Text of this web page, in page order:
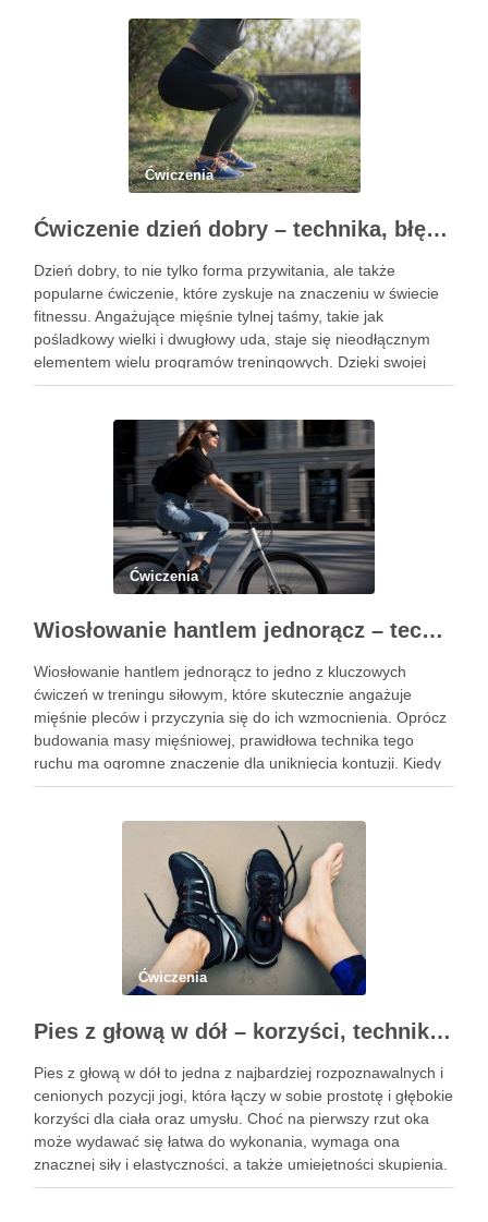
Ćwiczenia
Ćwiczenie dzień dobry – technika, błędy i korzyści zdrowotne
Dzień dobry, to nie tylko forma przywitania, ale także
popularne ćwiczenie, które zyskuje na znaczeniu w świecie
fitnessu. Angażujące mięśnie tylnej taśmy, takie jak
pośladkowy wielki i dwugłowy uda, staje się nieodłącznym
elementem wielu programów treningowych. Dzięki swojej
złożoności, ćwiczenie to pozwala na rozwijanie siły oraz
Ćwiczenia
Wiosłowanie hantlem jednorącz – technika, błędy i efekty treningu
Wiosłowanie hantlem jednorącz to jedno z kluczowych
ćwiczeń w treningu siłowym, które skutecznie angażuje
mięśnie pleców i przyczynia się do ich wzmocnienia. Oprócz
budowania masy mięśniowej, prawidłowa technika tego
ruchu ma ogromne znaczenie dla uniknięcia kontuzji. Kiedy
wykonujemy wiosłowanie, skupiamy się nie tylko na ruchu,
Ćwiczenia
Pies z głową w dół – korzyści, technika i modyfikacje tej asany
Pies z głową w dół to jedna z najbardziej rozpoznawalnych i
cenionych pozycji jogi, która łączy w sobie prostotę i głębokie
korzyści dla ciała oraz umysłu. Choć na pierwszy rzut oka
może wydawać się łatwa do wykonania, wymaga ona
znacznej siły i elastyczności, a także umiejętności skupienia.
Regularna praktyka tej …